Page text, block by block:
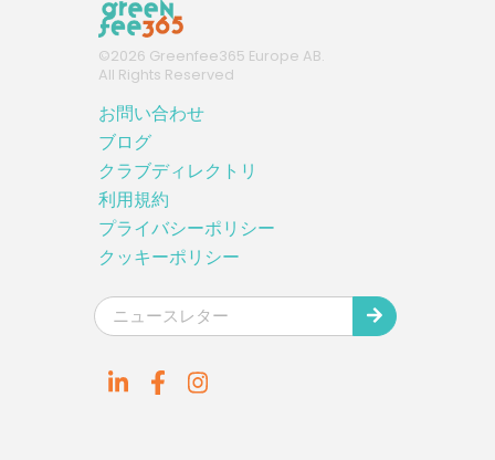
©2026 Greenfee365 Europe AB.
All Rights Reserved
お問い合わせ
ブログ
クラブディレクトリ
利用規約
プライバシーポリシー
クッキーポリシー